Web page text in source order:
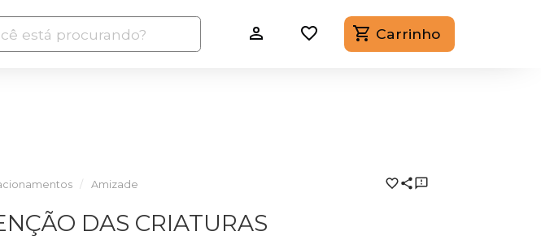
Carrinho
Amizade
DAS CRIATURAS